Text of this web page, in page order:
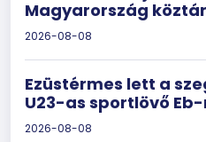
Magyarország
2026-08-08
Ezüstérmes lett a
U23-as sportlövő
2026-08-08